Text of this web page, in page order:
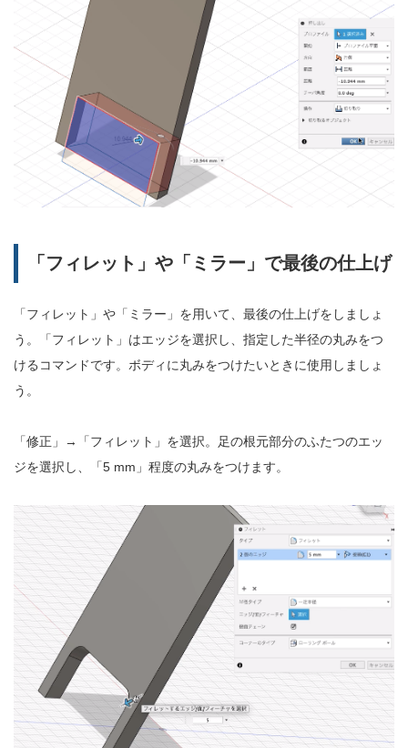
「フィレット」や「ミラー」で最後の仕上げ
「フィレット」や「ミラー」を用いて、最後の仕上げをしましょ
う。「フィレット」はエッジを選択し、指定した半径の丸みをつ
けるコマンドです。ボディに丸みをつけたいときに使用しましょ
う。
「修正」→「フィレット」を選択。足の根元部分のふたつのエッ
ジを選択し、「5 mm」程度の丸みをつけます。